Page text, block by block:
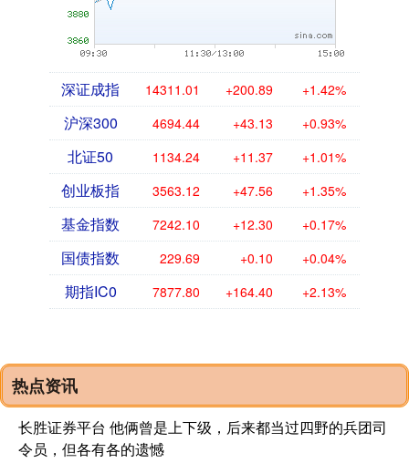
深证成指 14311.01 +200.89 +1.42%
沪深300 4694.44 +43.13 +0.93%
北证50 1134.24 +11.37 +1.01%
创业板指 3563.12 +47.56 +1.35%
基金指数 7242.10 +12.30 +0.17%
国债指数 229.69 +0.10 +0.04%
期指IC0 7877.80 +164.40 +2.13%
热点资讯
长胜证券平台 他俩曾是上下级，后来都当过四野的兵团司
令员，但各有各的遗憾